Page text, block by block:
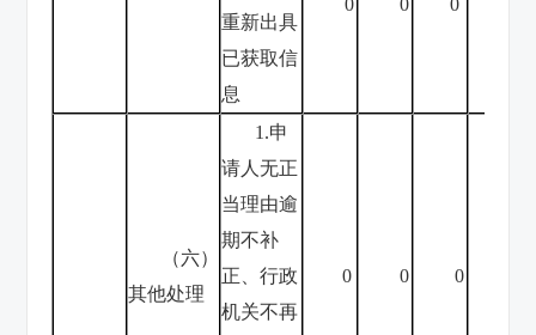
重新出具
已获取信
息
（六）
其他处理
1.申
请人无正
当理由逾
期不补
正、行政
机关不再
0 0 0